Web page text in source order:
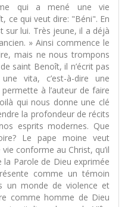
qui a mené une vie
ce qui veut dire: "Béni". En
sur lui. Très jeune, il a déjà
» Ainsi commence le
mais ne nous trompons
saint Benoît, il n’écrit pas
vita, c’est-à-dire une
à l’auteur de faire
qui nous donne une clé
la profondeur de récits
esprits modernes. Que
Le pape moine veut
conforme au Christ, qu’il
Parole de Dieu exprimée
comme un témoin
un monde de violence et
comme homme de Dieu